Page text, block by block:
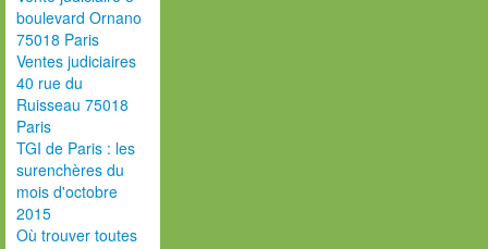
boulevard Ornano
75018 Paris
Ventes judiciaires
40 rue du
Ruisseau 75018
Paris
TGI de Paris : les
surenchères du
mois d'octobre
2015
Où trouver toutes